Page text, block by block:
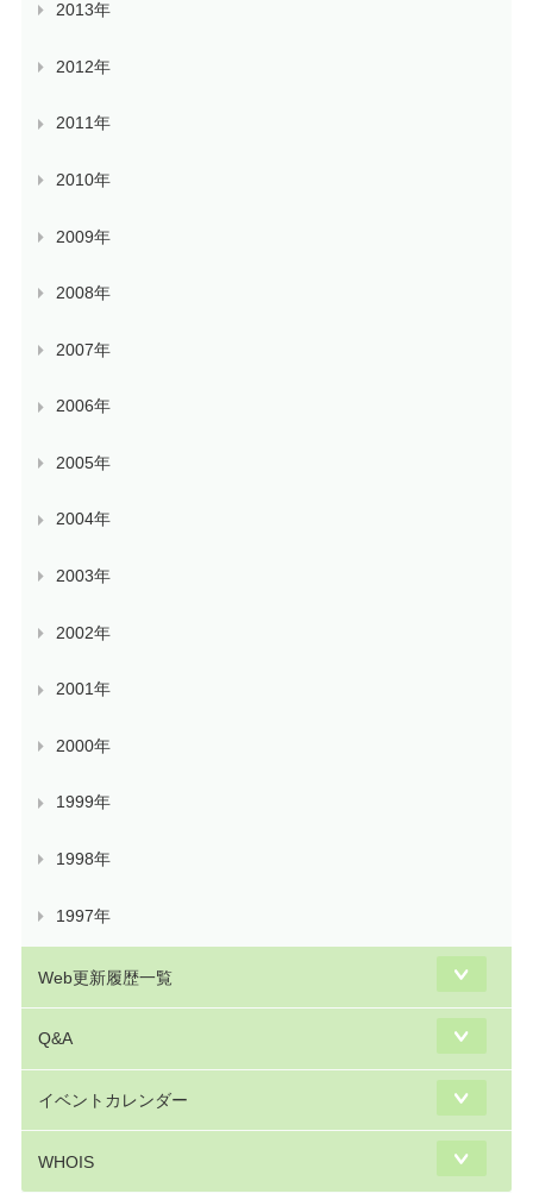
2013年
2012年
2011年
2010年
2009年
2008年
2007年
2006年
2005年
2004年
2003年
2002年
2001年
2000年
1999年
1998年
1997年
Web更新履歴一覧
Q&A
イベントカレンダー
WHOIS